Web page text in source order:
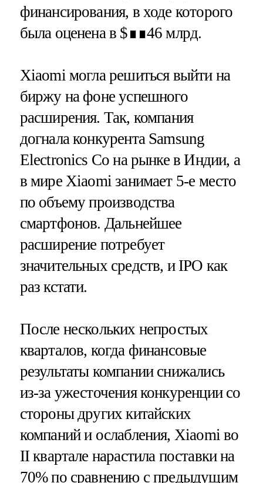
финансирования, в ходе которого
была оценена в $∎∎46 млрд.
Xiaomi могла решиться выйти на
биржу на фоне успешного
расширения. Так, компания
догнала конкурента Samsung
Electronics Co на рынке в Индии, а
в мире Xiaomi занимает 5-е место
по объему производства
смартфонов. Дальнейшее
расширение потребует
значительных средств, и IPO как
раз кстати.
После нескольких непростых
кварталов, когда финансовые
результаты компании снижались
из-за ужесточения конкуренции со
стороны других китайских
компаний и ослабления, Xiaomi во
II квартале нарастила поставки на
70% по сравнению с предыдущим